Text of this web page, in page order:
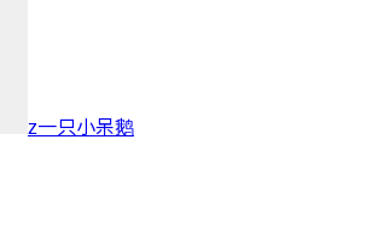
z一只小呆鹅